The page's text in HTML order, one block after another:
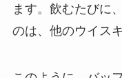
ます。飲むたびに
のは、他のウイス